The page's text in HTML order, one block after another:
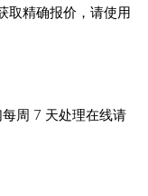
取精确报价，请使用
周 7 天处理在线请